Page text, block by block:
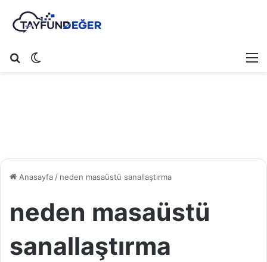
Arama yap ...
Anasayfa/ neden masaüstü sanallaştırma
neden masaüstü
sanallaştırma